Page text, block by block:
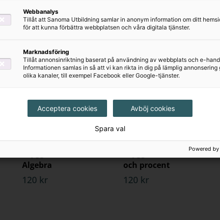
med en strategi för att lösa problem
med fokus på resonemang och problemlösning
kollar av begrepp, metoder och problemlösning
sammanfattning och
struktur, pedagogiska och tydliga genomgångar
eleverna de verktyg de behöver för att bygga
Algebra
120 kr
Bryggan Bas - Bråk
och procent
120 kr
Webbanalys
Tillåt att Sanoma Utbildning samlar in anonym information om ditt
för att kunna förbättra webbplatsen och våra digitala tjänster.
Marknadsföring
Tillåt annonsinriktning baserat på användning av webbplats och e-
Informationen samlas in så att vi kan rikta in dig på lämplig annonsering
olika kanaler, till exempel Facebook eller Google-tjänster.
Acceptera cookies Avböj cookies
Spara val
Powered by